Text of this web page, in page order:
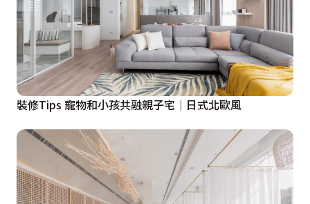
裝修Tips 寵物和小孩共融親子宅│日式北歐風